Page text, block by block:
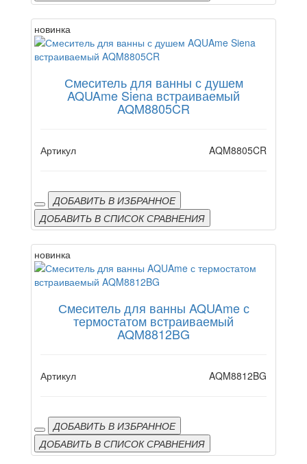
новинка
Смеситель для ванны с душем
AQUAme Siena встраиваемый
AQM8805CR
Артикул AQM8805CR
ДОБАВИТЬ В ИЗБРАННОЕ
ДОБАВИТЬ В СПИСОК СРАВНЕНИЯ
новинка
Смеситель для ванны AQUAme с
термостатом встраиваемый
AQM8812BG
Артикул AQM8812BG
ДОБАВИТЬ В ИЗБРАННОЕ
ДОБАВИТЬ В СПИСОК СРАВНЕНИЯ